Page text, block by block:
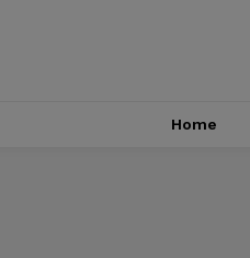
Home